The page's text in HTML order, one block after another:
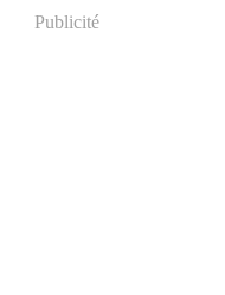
Publicité